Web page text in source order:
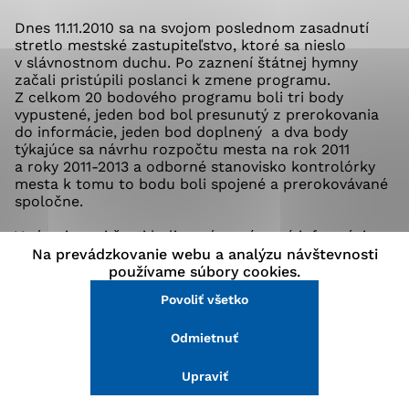
Dnes 11.11.2010 sa na svojom poslednom zasadnutí
stretlo mestské zastupiteľstvo, ktoré sa nieslo
v slávnostnom duchu. Po zaznení štátnej hymny
začali pristúpili poslanci k zmene programu.
Z celkom 20 bodového programu boli tri body
vypustené, jeden bod bol presunutý z prerokovania
do informácie, jeden bod doplnený a dva body
týkajúce sa návrhu rozpočtu mesta na rok 2011
a roky 2011-2013 a odborné stanovisko kontrolórky
mesta k tomu to bodu boli spojené a prerokovávané
spoločne.
V rámci prvej časti boli oznámené nové informácie
a skutočnosti týkajúce sa možnej zámeny majetku
Detského domova Macejko kvôli vybudovaniu nových
presunutý termín až na prvé pracovné zasadnutie
novembrovom zasadnutí definitívne rozhodnúť,
Kollárovej ulici alebo sa odkúpi – vymení majetok
spomínaného detského domova a v tomto objekte sa
Na prevádzkovanie webu a analýzu návštevnosti
používame súbory cookies.
Povoliť všetko
Odmietnuť
Upraviť
stránky. Bez týchto súborov cookie nemôže web
správne fungovať.
Analytické cookies
Analytické cookies pomáhajú prevádzkovateľovi stránok
pochopiť, ako návštevníci stránok stránku používajú,
aby mohol stránky optimalizovať a ponúknuť im lepšiu
skúsenosť. Všetky dáta sa zbierajú anonymne a nie je
možné ich spojiť s konkrétnou osobou.
Povoliť všetko
Uložiť nastavenia
Viac informácií